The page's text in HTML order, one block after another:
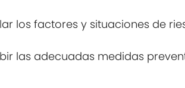
los factores y situaciones de
las adecuadas medidas